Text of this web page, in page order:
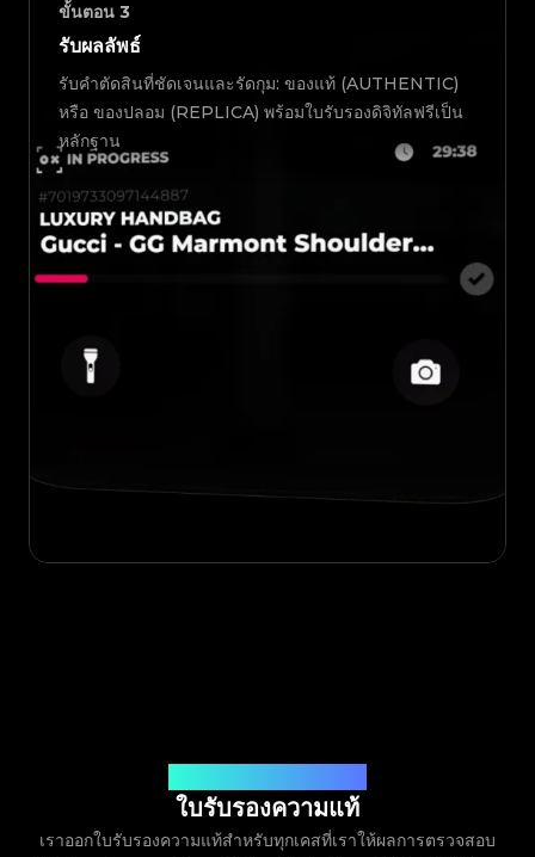
ขั้นตอน 3
รับผลลัพธ์
รับคำตัดสินที่ชัดเจนและรัดกุม: ของแท้ (AUTHENTIC)
หรือ ของปลอม (REPLICA) พร้อมใบรับรองดิจิทัลฟรีเป็น
หลักฐาน
ใบรับรองความแท้
เราออกใบรับรองความแท้สำหรับทุกเคสที่เราให้ผลการตรวจสอบ